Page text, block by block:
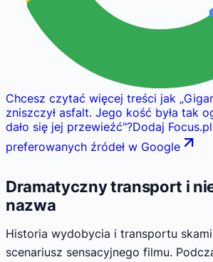
Chcesz czytać więcej treści jak „
zniszczył asfalt. Jego kość była tak
dało się jej przewieźć"?Dodaj
preferowanych źródeł w Google
Dramatyczny transport i
nazwa
Historia wydobycia i transportu
scenariusz sensacyjnego filmu.